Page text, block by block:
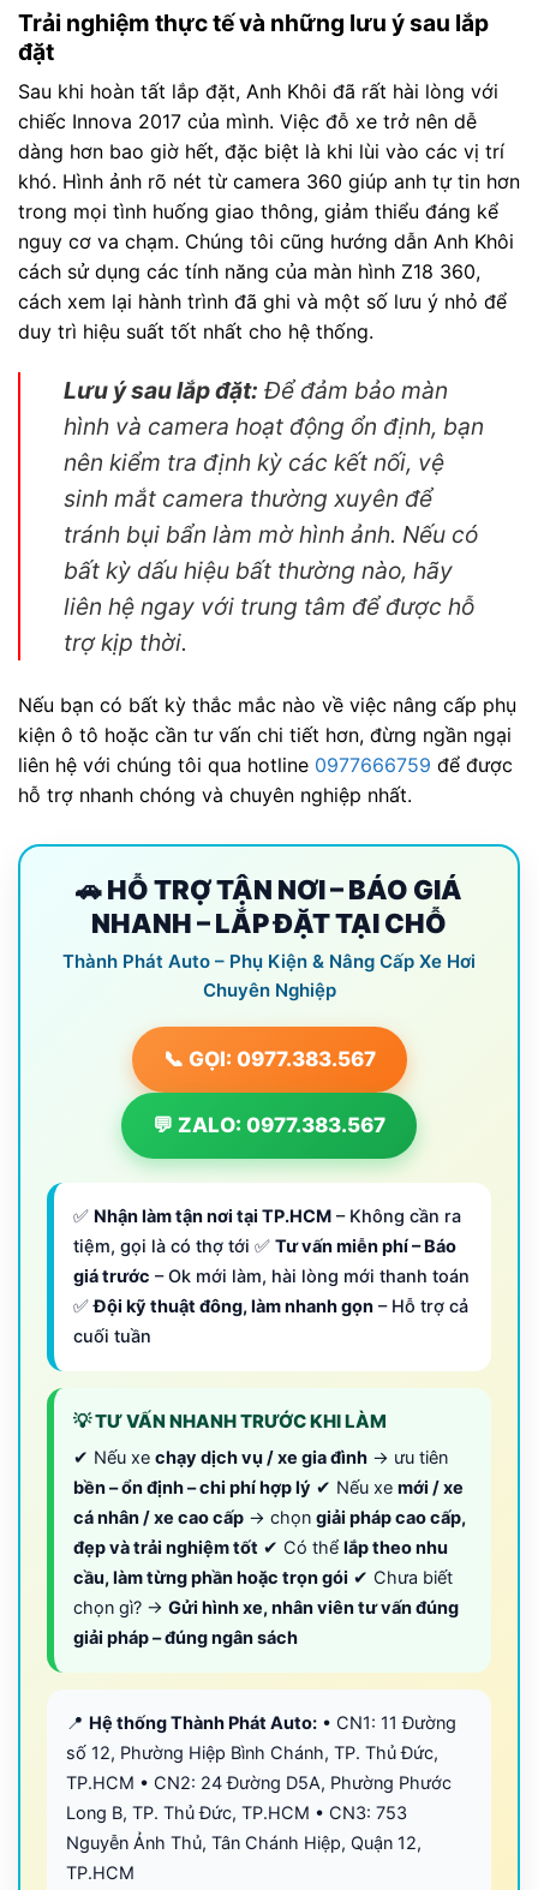
Trải nghiệm thực tế và những lưu ý sau lắp
đặt
Sau khi hoàn tất lắp đặt, Anh Khôi đã rất hài lòng với
chiếc Innova 2017 của mình. Việc đỗ xe trở nên dễ
dàng hơn bao giờ hết, đặc biệt là khi lùi vào các vị trí
khó. Hình ảnh rõ nét từ camera 360 giúp anh tự tin hơn
trong mọi tình huống giao thông, giảm thiểu đáng kể
nguy cơ va chạm. Chúng tôi cũng hướng dẫn Anh Khôi
cách sử dụng các tính năng của màn hình Z18 360,
cách xem lại hành trình đã ghi và một số lưu ý nhỏ để
duy trì hiệu suất tốt nhất cho hệ thống.
Lưu ý sau lắp đặt: Để đảm bảo màn
hình và camera hoạt động ổn định, bạn
nên kiểm tra định kỳ các kết nối, vệ
sinh mắt camera thường xuyên để
tránh bụi bẩn làm mờ hình ảnh. Nếu có
bất kỳ dấu hiệu bất thường nào, hãy
liên hệ ngay với trung tâm để được hỗ
trợ kịp thời.
Nếu bạn có bất kỳ thắc mắc nào về việc nâng cấp phụ
kiện ô tô hoặc cần tư vấn chi tiết hơn, đừng ngần ngại
liên hệ với chúng tôi qua hotline 0977666759 để được
hỗ trợ nhanh chóng và chuyên nghiệp nhất.
🚗 HỖ TRỢ TẬN NƠI – BÁO GIÁ
NHANH – LẮP ĐẶT TẠI CHỖ
Thành Phát Auto – Phụ Kiện & Nâng Cấp Xe Hơi
Chuyên Nghiệp
📞 GỌI: 0977.383.567
💬 ZALO: 0977.383.567
✅ Nhận làm tận nơi tại TP.HCM – Không cần ra
tiệm, gọi là có thợ tới ✅ Tư vấn miễn phí – Báo
giá trước – Ok mới làm, hài lòng mới thanh toán
✅Đội kỹ thuật đông, làm nhanh gọn – Hỗ trợ cả
cuối tuần
💡 TƯ VẤN NHANH TRƯỚC KHI LÀM
✔ Nếu xe chạy dịch vụ / xe gia đình → ưu tiên
bền – ổn định – chi phí hợp lý ✔ Nếu xe mới / xe
cá nhân / xe cao cấp → chọn giải pháp cao cấp,
đẹp và trải nghiệm tốt ✔ Có thể lắp theo nhu
cầu, làm từng phần hoặc trọn gói ✔ Chưa biết
chọn gì? → Gửi hình xe, nhân viên tư vấn đúng
giải pháp – đúng ngân sách
📍 Hệ thống Thành Phát Auto: • CN1: 11 Đường
số 12, Phường Hiệp Bình Chánh, TP. Thủ Đức,
TP.HCM • CN2: 24 Đường D5A, Phường Phước
Long B, TP. Thủ Đức, TP.HCM • CN3: 753
Nguyễn Ảnh Thủ, Tân Chánh Hiệp, Quận 12,
TP.HCM